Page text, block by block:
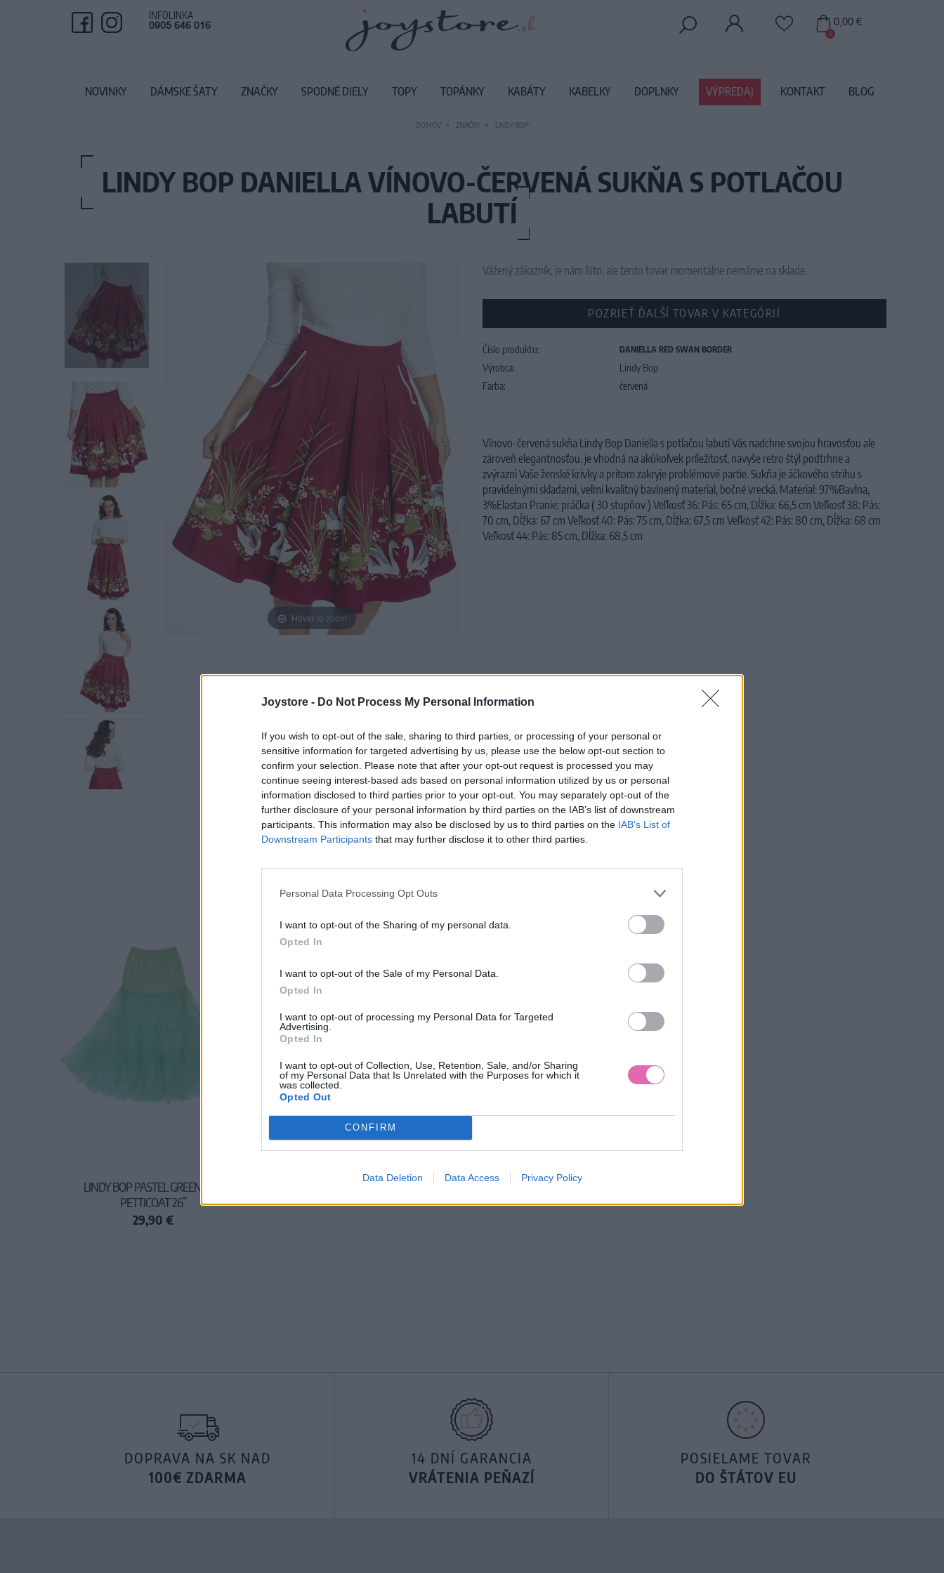
Joystore - Do Not Process My Personal Information
If you wish to opt-out of the sale, sharing to third parties, or processing of your personal or
sensitive information for targeted advertising by us, please use the below opt-out section to
confirm your selection. Please note that after your opt-out request is processed you may
continue seeing interest-based ads based on personal information utilized by us or personal
information disclosed to third parties prior to your opt-out. You may separately opt-out of the
further disclosure of your personal information by third parties on the IAB’s list of downstream
participants. This information may also be disclosed by us to third parties on the IAB’s List of
Downstream Participants that may further disclose it to other third parties.
Personal Data Processing Opt Outs
I want to opt-out of the Sharing of my personal data.
Opted In
I want to opt-out of the Sale of my Personal Data.
Opted In
I want to opt-out of processing my Personal Data for Targeted
Advertising.
Opted In
I want to opt-out of Collection, Use, Retention, Sale, and/or Sharing
of my Personal Data that Is Unrelated with the Purposes for which it
was collected.
Opted Out
CONFIRM
Data Deletion Data Access Privacy Policy
DOMOV ZNAČKY LINDY BOP
LINDY BOP DANIELLA VÍNOVO-ČERVENÁ SUKŇA S POTLAČOU
LABUTÍ
Vážený zákazník, je nám ľúto, ale tento tovar momentálne nemáme na sklade.
POZRIEŤ ĎALŠÍ TOVAR V KATEGÓRIÍ
Číslo produktu: DANIELLA RED SWAN BORDER
Výrobca:
Lindy Bop
Farba:
červená
Vínovo-červená sukňa Lindy Bop Daniella s potlačou labutí Vás nadchne svojou hravosťou ale
zároveň elegantnosťou. je vhodná na akúkoľvek príležitosť, navyše retro štýl podtrhne a
zvýrazni Vaše ženské krivky a pritom zakryje problémové partie. Sukňa je áčkového strihu s
pravidelnými skladami, veľmi kvalitný bavlnený material, bočné vrecká. Material: 97%Bavlna,
3%Elastan Pranie: práčka ( 30 stupňov ) Veľkosť 36: Pás: 65 cm, Dĺžka: 66,5 cm Veľkosť 38: Pás:
70 cm, Dĺžka: 67 cm Veľkosť 40: Pás: 75 cm, Dĺžka: 67,5 cm Veľkosť 42: Pás: 80 cm, Dĺžka: 68 cm
Veľkosť 44: Pás: 85 cm, Dĺžka: 68,5 cm
Hover to zoom
LINDY BOP PASTEL GREEN NET
PETTICOAT 26”
29,90 €
DOPRAVA NA SK NAD
100€ ZDARMA
14 DNÍ GARANCIA
VRÁTENIA PEŇAZÍ
POSIELAME TOVAR
DO ŠTÁTOV EU
INFOLINKA
0905 646 016
0
0,00 €
NOVINKY DÁMSKE ŠATY ZNAČKY SPODNÉ DIELY TOPY TOPÁNKY KABÁTY KABELKY DOPLNKY VÝPREDAJ KONTAKT BLOG